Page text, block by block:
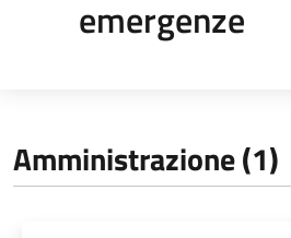
emergenze
Amministrazione (1)